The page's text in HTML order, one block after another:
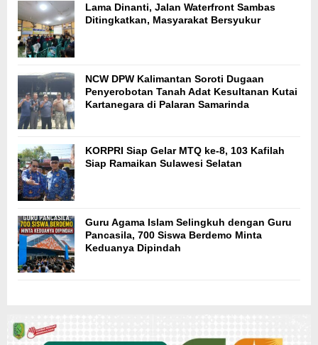
Lama Dinanti, Jalan Waterfront Sambas
Ditingkatkan, Masyarakat Bersyukur
NCW DPW Kalimantan Soroti Dugaan
Penyerobotan Tanah Adat Kesultanan Kutai
Kartanegara di Palaran Samarinda
KORPRI Siap Gelar MTQ ke-8, 103 Kafilah
Siap Ramaikan Sulawesi Selatan
Guru Agama Islam Selingkuh dengan Guru
Pancasila, 700 Siswa Berdemo Minta
Keduanya Dipindah